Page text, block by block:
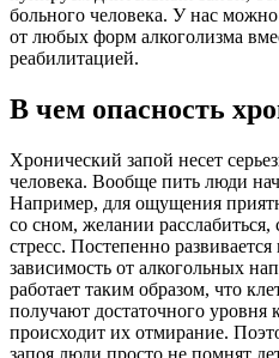
больного человека. У нас
от любых форм алкоголизма
реабилитацией.
В чем опасность
Хронический запой несет
человека. Вообще пить люди
Например, для ощущения
со сном, желании
стресс. Постепенно
зависимость от алкогольных
работает таким образом, что
получают достаточного уровня
происходит их отмирание.